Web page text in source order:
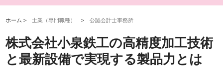
ホーム >士業（専門職種） >公認会計士事務所
株式会社小泉鉄工の高精度加工技術
と最新設備で実現する製品力とは